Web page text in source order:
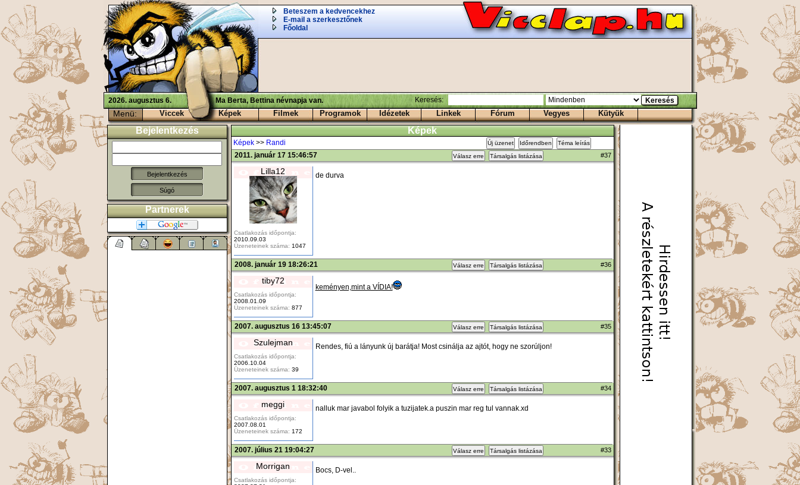
Beteszem a kedvencekhez
E-mail a szerkesztőnek
Főoldal
2026. augusztus 6. Ma Berta, Bettina névnapja van. Keresés:
Menü: Viccek Képek Filmek Programok Idézetek Linkek Fórum Vegyes Kütyük
Bejelentkezés
Súgó
Partnerek
Képek
Képek>> Randi Új üzenet Időrendben Téma leírás
2011. január 17 15:46:57 Válasz erre Társalgás listázása #37
Lilla12
Csatlakozás időpontja:
2010.09.03
Üzeneteinek száma: 1047
de durva
2008. január 19 18:26:21 Válasz erre Társalgás listázása #36
tiby72
Csatlakozás időpontja:
2008.01.09
Üzeneteinek száma: 877
keményen,mint a VÍDIA!
2007. augusztus 16 13:45:07 Válasz erre Társalgás listázása #35
Szulejman
Csatlakozás időpontja:
2006.10.04
Üzeneteinek száma: 39
Rendes, fiú a lányunk új barátja! Most csinálja az ajtót, hogy ne szorúljon!
2007. augusztus 1 18:32:40 Válasz erre Társalgás listázása #34
meggi
Csatlakozás időpontja:
2007.08.01
Üzeneteinek száma: 172
nalluk mar javabol folyik a tuzijatek.a puszin mar reg tul vannak.xd
2007. július 21 19:04:27 Válasz erre Társalgás listázása #33
Morrigan
Csatlakozás időpontja:
Bocs, D-vel..